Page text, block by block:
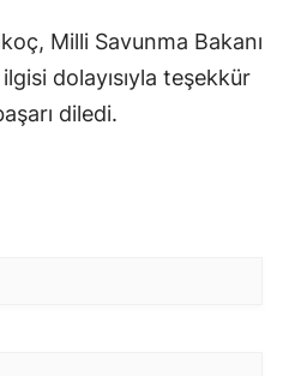
Milli Savunma Bakanı
dolayısıyla teşekkür
diledi.